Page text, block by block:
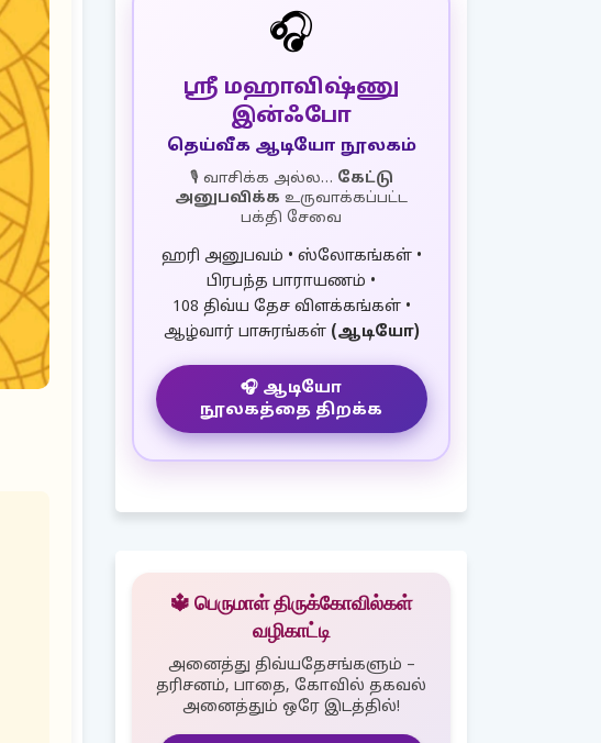
🎧
ஸ்ரீ மஹாவிஷ்ணு
இன்ஃபோ
தெய்வீக ஆடியோ நூலகம்
🎙️ வாசிக்க அல்ல… கேட்டு
அனுபவிக்க உருவாக்கப்பட்ட
பக்தி சேவை
ஹரி அனுபவம் • ஸ்லோகங்கள் •
பிரபந்த பாராயணம் •
108 திவ்ய தேச விளக்கங்கள் •
ஆழ்வார் பாசுரங்கள் (ஆடியோ)
🎧 ஆடியோ
நூலகத்தை திறக்க
🔱 பெருமாள் திருக்கோவில்கள்
வழிகாட்டி
அனைத்து திவ்யதேசங்களும் –
தரிசனம், பாதை, கோவில் தகவல்
அனைத்தும் ஒரே இடத்தில்!